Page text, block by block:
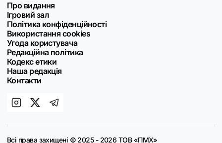
Про видання
Ігровий зал
Політика конфіденційності
Використання cookies
Угода користувача
Редакційна політика
Кодекс етики
Наша редакція
Контакти
Всі права захищені © 2025 - 2026 ТОВ «ПМХ»